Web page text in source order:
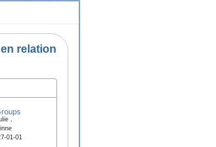
relation
,
01-01